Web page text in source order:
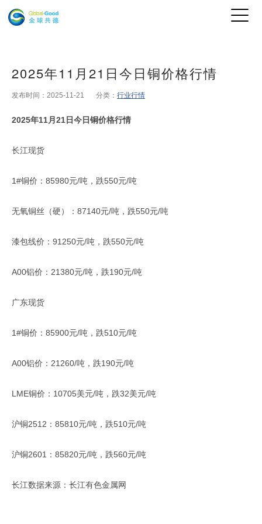
2025年11月21日今日铜价格行情
发布时间：2025-11-21 分类： 行业行情
2025年11月21日今日铜价格行情
长江现货
1#铜价：85980元/吨，跌550元/吨
无氧铜丝（硬）：87140元/吨，跌550元/吨
漆包线价：91250元/吨，跌550元/吨
A00铝价：21380元/吨，跌190元/吨
广东现货
1#铜价：85900元/吨，跌510元/吨
A00铝价：21260/吨，跌190元/吨
LME铜价：10705美元/吨，跌32美元/吨
沪铜2512：85810元/吨，跌510元/吨
沪铜2601：85820元/吨，跌560元/吨
长江数据来源：长江有色金属网